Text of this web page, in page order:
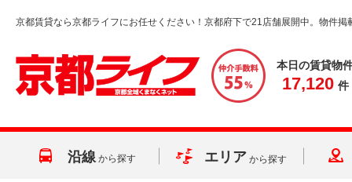
京都賃貸なら京都ライフにお任せください！京都府下で21店舗展開中。物件掲
本日の賃貸物
17,120 件
沿線 から探す エリア から探す